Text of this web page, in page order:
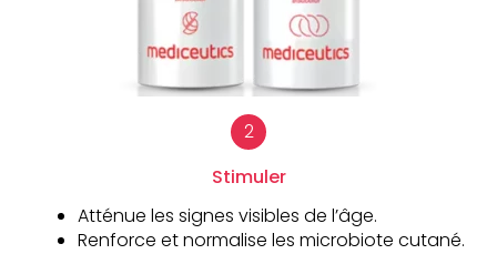
Stimuler
Atténue les signes visibles de l’âge.
Renforce et normalise les microbiote cutané.